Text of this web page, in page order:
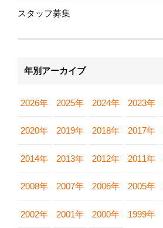
スタッフ募集
年別アーカイブ
2026年 2025年 2024年 2023年
2020年 2019年 2018年 2017年
2014年 2013年 2012年 2011年
2008年 2007年 2006年 2005年
2002年 2001年 2000年 1999年